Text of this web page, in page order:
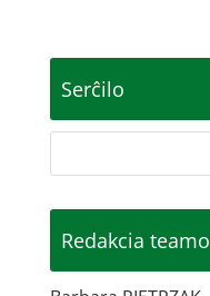
Serĉilo
Redakcia teamo